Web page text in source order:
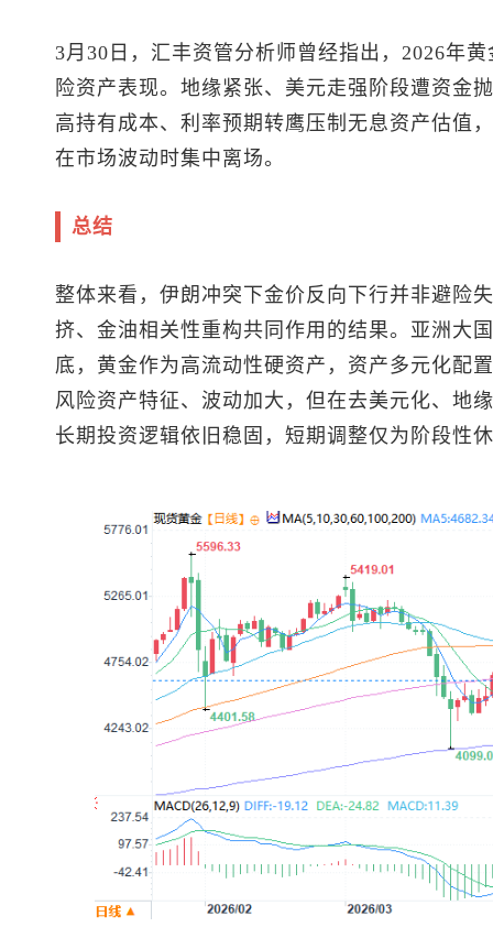
3月30日，汇丰资管分析师曾经指出，2026年
险资产表现。地缘紧张、美元走强阶段遭资金
高持有成本、利率预期转鹰压制无息资产估值
在市场波动时集中离场。
总结
整体来看，伊朗冲突下金价反向下行并非避险
挤、金油相关性重构共同作用的结果。亚洲大
底，黄金作为高流动性硬资产，资产多元化配
风险资产特征、波动加大，但在去美元化、地
长期投资逻辑依旧稳固，短期调整仅为阶段性